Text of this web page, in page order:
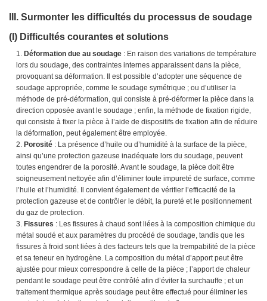
III. Surmonter les difficultés du processus de soudage
(I) Difficultés courantes et solutions
Déformation due au soudage : En raison des variations de température
lors du soudage, des contraintes internes apparaissent dans la pièce,
provoquant sa déformation. Il est possible d’adopter une séquence de
soudage appropriée, comme le soudage symétrique ; ou d’utiliser la
méthode de pré-déformation, qui consiste à pré-déformer la pièce dans la
direction opposée avant le soudage ; enfin, la méthode de fixation rigide,
qui consiste à fixer la pièce à l’aide de dispositifs de fixation afin de réduire
la déformation, peut également être employée.
Porosité : La présence d’huile ou d’humidité à la surface de la pièce,
ainsi qu’une protection gazeuse inadéquate lors du soudage, peuvent
toutes engendrer de la porosité. Avant le soudage, la pièce doit être
soigneusement nettoyée afin d’éliminer toute impureté de surface, comme
l’huile et l’humidité. Il convient également de vérifier l’efficacité de la
protection gazeuse et de contrôler le débit, la pureté et le positionnement
du gaz de protection.
Fissures : Les fissures à chaud sont liées à la composition chimique du
métal soudé et aux paramètres du procédé de soudage, tandis que les
fissures à froid sont liées à des facteurs tels que la trempabilité de la pièce
et sa teneur en hydrogène. La composition du métal d’apport peut être
ajustée pour mieux correspondre à celle de la pièce ; l’apport de chaleur
pendant le soudage peut être contrôlé afin d’éviter la surchauffe ; et un
traitement thermique après soudage peut être effectué pour éliminer les